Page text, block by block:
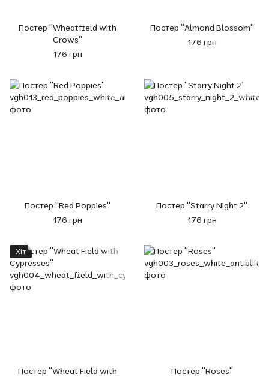
Постер "Wheatfield with
Crows"
176 грн
Постер "Almond Blossom"
176 грн
Постер "Red Poppies"
176 грн
Постер "Starry Night 2"
176 грн
Хіт
Постер "Wheat Field with
Постер "Roses"